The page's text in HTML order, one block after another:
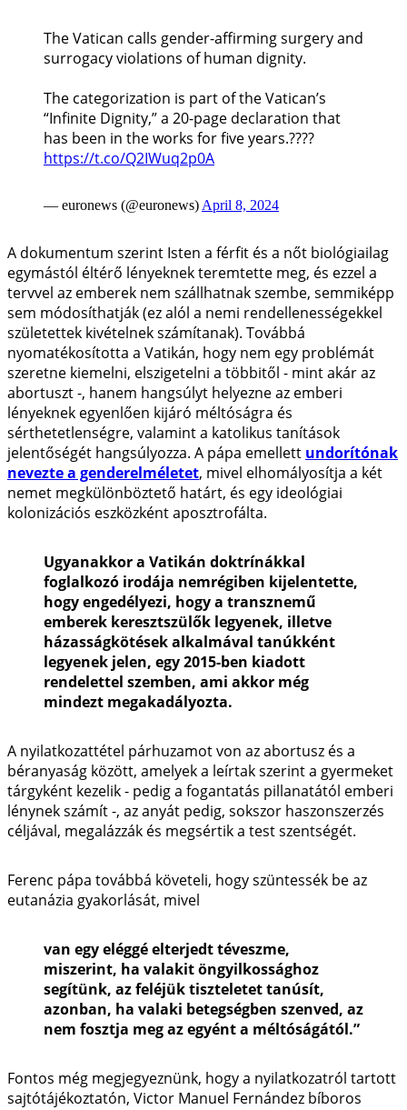
The Vatican calls gender-affirming surgery and
surrogacy violations of human dignity.
The categorization is part of the Vatican’s
“Infinite Dignity,” a 20-page declaration that
has been in the works for five years.????
https://t.co/Q2IWuq2p0A
— euronews (@euronews) April 8, 2024
A dokumentum szerint Isten a férfit és a nőt biológiailag
egymástól éltérő lényeknek teremtette meg, és ezzel a
tervvel az emberek nem szállhatnak szembe, semmiképp
sem módosíthatják (ez alól a nemi rendellenességekkel
születettek kivételnek számítanak). Továbbá
nyomatékosította a Vatikán, hogy nem egy problémát
szeretne kiemelni, elszigetelni a többitől - mint akár az
abortuszt -, hanem hangsúlyt helyezne az emberi
lényeknek egyenlően kijáró méltóságra és
sérthetetlenségre, valamint a katolikus tanítások
jelentőségét hangsúlyozza. A pápa emellett undorítónak
nevezte a genderelméletet, mivel elhomályosítja a két
nemet megkülönböztető határt, és egy ideológiai
kolonizációs eszközként aposztrofálta.
Ugyanakkor a Vatikán doktrínákkal
foglalkozó irodája nemrégiben kijelentette,
hogy engedélyezi, hogy a transznemű
emberek keresztszülők legyenek, illetve
házasságkötések alkalmával tanúkként
legyenek jelen, egy 2015-ben kiadott
rendelettel szemben, ami akkor még
mindezt megakadályozta.
A nyilatkozattétel párhuzamot von az abortusz és a
béranyaság között, amelyek a leírtak szerint a gyermeket
tárgyként kezelik - pedig a fogantatás pillanatától emberi
lénynek számít -, az anyát pedig, sokszor haszonszerzés
céljával, megalázzák és megsértik a test szentségét.
Ferenc pápa továbbá követeli, hogy szüntessék be az
eutanázia gyakorlását, mivel
van egy eléggé elterjedt téveszme,
miszerint, ha valakit öngyilkossághoz
segítünk, az feléjük tiszteletet tanúsít,
azonban, ha valaki betegségben szenved, az
nem fosztja meg az egyént a méltóságától.”
Fontos még megjegyeznünk, hogy a nyilatkozatról tartott
sajtótájékoztatón, Victor Manuel Fernández bíboros